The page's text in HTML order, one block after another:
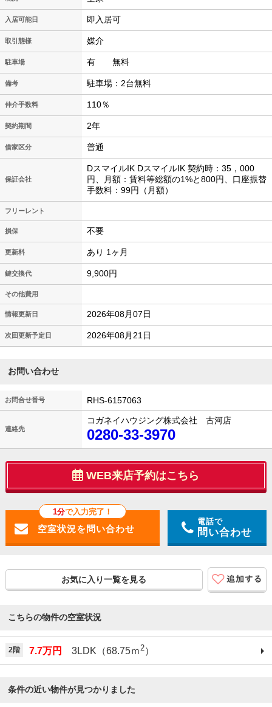
入居可能日 即入居可
取引態様 媒介
駐車場 有 無料
備考 駐車場：2台無料
仲介手数料 110％
契約期間 2年
借家区分 普通
保証会社
DスマイルIK DスマイルIK 契約時：35，000
円、月額：賃料等総額の1%と800円、口座振替
手数料：99円（月額）
フリーレント
損保 不要
更新料 あり 1ヶ月
鍵交換代 9,900円
その他費用
情報更新日 2026年08月07日
次回更新予定日 2026年08月21日
お問い合わせ
お問合せ番号 RHS-6157063
連絡先
コガネイハウジング株式会社 古河店
0280-33-3970
WEB来店予約はこちら
1分で入力完了！
電話で
問い合わせ
お気に入り一覧を見る
こちらの物件の空室状況
2階 7.7万円 3LDK（68.75ｍ2）
条件の近い物件が見つかりました